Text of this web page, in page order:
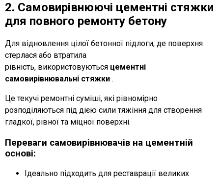
2. Самовирівнюючі цементні стяжки
для повного ремонту бетону
Для відновлення цілої бетонної підлоги, де поверхня
стерлася або втратила
рівність, використовуються цементні
самовирівнювальні стяжки .
Це текучі ремонтні суміші, які рівномірно
розподіляються під дією сили тяжіння для створення
гладкої, рівної та міцної поверхні.
Переваги самовирівнювачів на цементній
основі:
Ідеально підходить для реставрації великих